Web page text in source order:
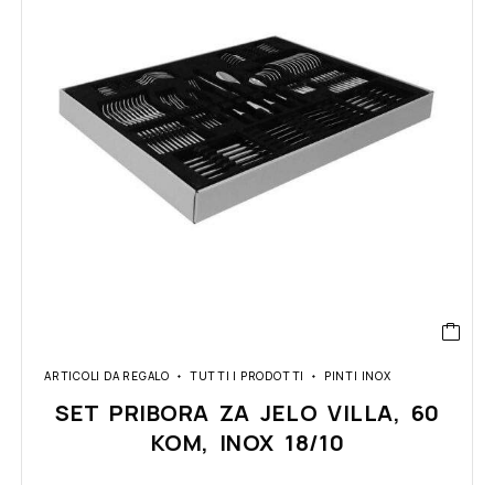
ARTICOLI DA REGALO TUTTI I PRODOTTI PINTI INOX
SET PRIBORA ZA JELO VILLA, 60
KOM, INOX 18/10